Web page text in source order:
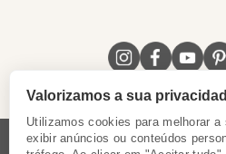
Valorizamos a sua
Utilizamos cookies para melhorar
exibir anúncios ou conteúdos